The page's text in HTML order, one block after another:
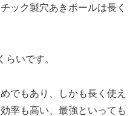
ック製穴あきボールは長く
いです。
でもあり、しかも長く使え
率も高い、最強といっても